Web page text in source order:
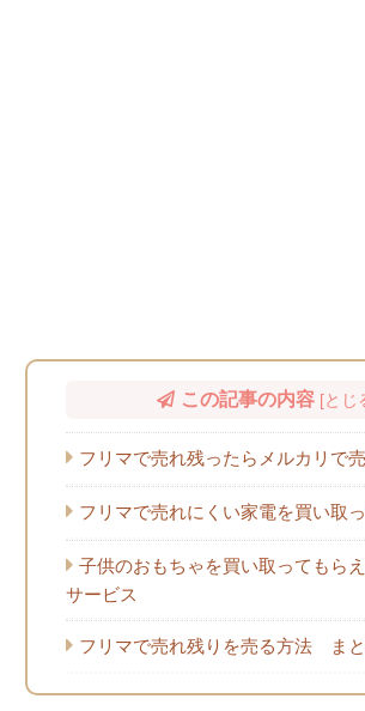
この記事の内容 [とじ
フリマで売れ残ったらメルカリで
フリマで売れにくい家電を買い取
子供のおもちゃを買い取ってもら
サービス
フリマで売れ残りを売る方法 ま